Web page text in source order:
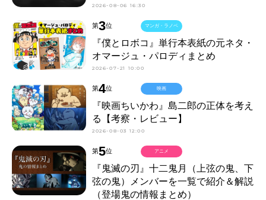
2026-08-06 16:30
第3位
『僕とロボコ』単行本表紙の元ネタ・
オマージュ・パロディまとめ
2026-07-21 10:00
マンガ・ラノベ
第4位
『映画ちいかわ』島二郎の正体を考え
る【考察・レビュー】
2026-08-03 12:00
映画
第5位
『鬼滅の刃』十二鬼月（上弦の鬼、下
弦の鬼）メンバーを一覧で紹介＆解説
（登場鬼の情報まとめ）
アニメ